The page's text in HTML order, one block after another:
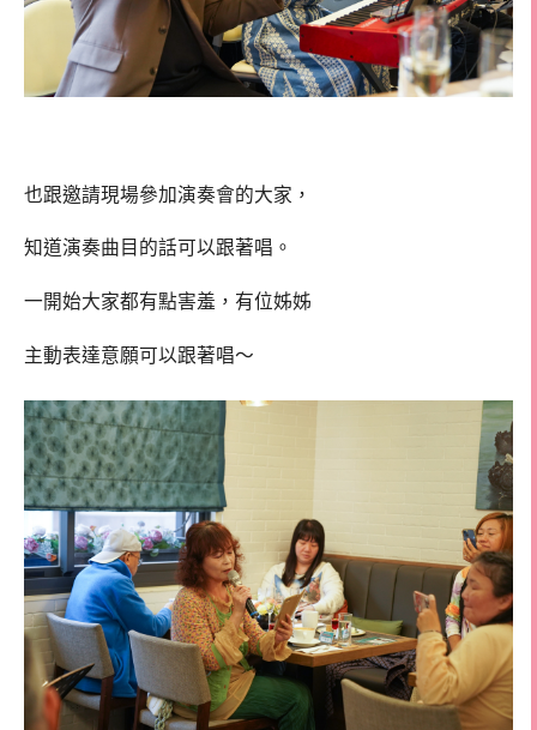
也跟邀請現場參加演奏會的大家，
知道演奏曲目的話可以跟著唱。
一開始大家都有點害羞，有位姊姊
主動表達意願可以跟著唱～